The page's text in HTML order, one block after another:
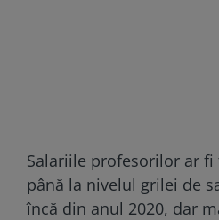
Salariile profesorilor ar fi
până la nivelul grilei de
încă din anul 2020, dar